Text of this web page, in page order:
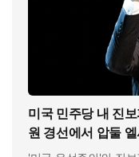
미국 민주당 내 진
원 경선에서 압둘